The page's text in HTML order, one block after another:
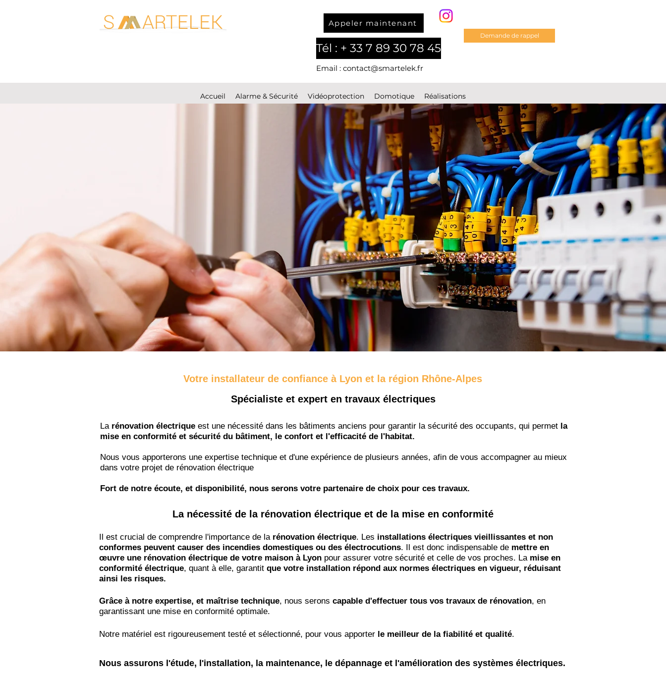
Appeler maintenant
Tél : + 33 7 89 30 78 45
Demande de rappel
Email : contact@smartelek.fr
Accueil Alarme & Sécurité Vidéoprotection Domotique Réalisations
Votre installateur de confiance à Lyon et la région Rhône-Alpes
Spécialiste et expert en travaux électriques
La rénovation électrique est une nécessité dans les bâtiments anciens pour garantir la sécurité des occupants, qui permet la
mise en conformité et sécurité du bâtiment, le confort et l'efficacité de l'habitat.
Nous vous apporterons une expertise technique et d'une expérience de plusieurs années, afin de vous accompagner au mieux
dans votre projet de rénovation électrique
Fort de notre écoute, et disponibilité, nous serons votre partenaire de choix pour ces travaux.
La nécessité de la rénovation électrique et de la mise en conformité
Il est crucial de comprendre l'importance de la rénovation électrique. Les installations électriques vieillissantes et non
conformes peuvent causer des incendies domestiques ou des électrocutions. Il est donc indispensable de mettre en
œuvre une rénovation électrique de votre maison à Lyon pour assurer votre sécurité et celle de vos proches. La mise en
conformité électrique, quant à elle, garantit que votre installation répond aux normes électriques en vigueur, réduisant
ainsi les risques.
Grâce à notre expertise, et maîtrise technique, nous serons capable d'effectuer tous vos travaux de rénovation, en
garantissant une mise en conformité optimale.
Notre matériel est rigoureusement testé et sélectionné, pour vous apporter le meilleur de la fiabilité et qualité.​
​Nous assurons l'étude, l'installation, la maintenance, le dépannage et l'amélioration des systèmes électriques.